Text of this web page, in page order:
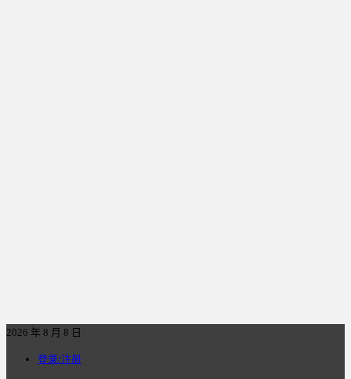
2026 年 8 月 8 日
登录/注册